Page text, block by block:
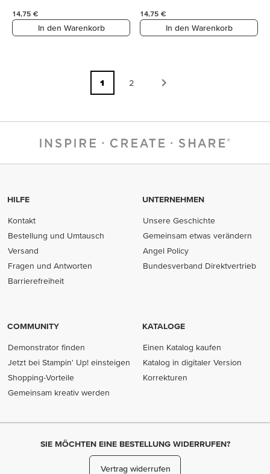
14,75 €
In den Warenkorb
14,75 €
In den Warenkorb
1 2
HILFE
Kontakt
Bestellung und Umtausch
Versand
Fragen und Antworten
Barrierefreiheit
UNTERNEHMEN
Unsere Geschichte
Gemeinsam etwas verändern
Angel Policy
Bundesverband Direktvertrieb
COMMUNITY
Demonstrator finden
Jetzt bei Stampin' Up! einsteigen
Shopping-Vorteile
Gemeinsam kreativ werden
KATALOGE
Einen Katalog kaufen
Katalog in digitaler Version
Korrekturen
SIE MÖCHTEN EINE BESTELLUNG WIDERRUFEN?
Vertrag widerrufen